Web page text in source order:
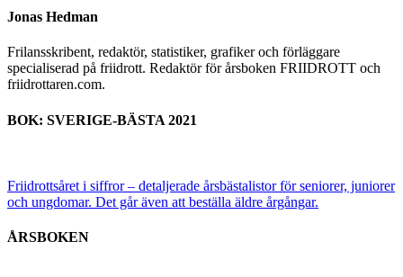
Jonas Hedman
Frilansskribent, redaktör, statistiker, grafiker och förläggare
specialiserad på friidrott. Redaktör för årsboken FRIIDROTT och
friidrottaren.com.
BOK: SVERIGE-BÄSTA 2021
Friidrottsåret i siffror – detaljerade årsbästalistor för seniorer, juniorer
och ungdomar. Det går även att beställa äldre årgångar.
ÅRSBOKEN